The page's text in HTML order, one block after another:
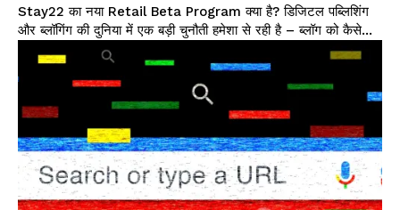
Stay22 का नया Retail Beta Program क्या है? डिजिटल पब्लिशिंग
और ब्लॉगिंग की दुनिया में एक बड़ी चुनौती हमेशा से रही है – ब्लॉग को कैसे...